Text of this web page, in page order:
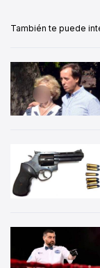
También te puede